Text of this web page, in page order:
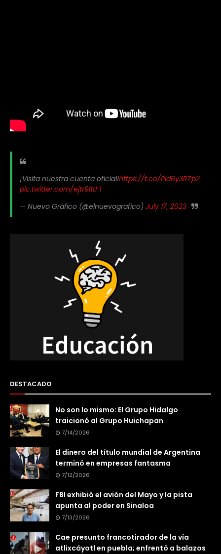
¡Visita nuestra cuenta oficial!https://t.co/PId6y3RZp2
pic.twitter.com/ejtr9lttFT
— Nuevo Gráfico (@elnuevografico) July 17, 2023
DESTACADO
No son lo mismo: El Grupo Hidalgo
traicionó al Grupo Huichapan
7/14/2026
El dinero del título mundial de Argentina
terminó en empresas fantasma
7/12/2026
FBI exhibió el avión del Mayo y la pista
apunta al poder en Sinaloa
7/13/2026
Cae presunto francotirador de la vía
atlixcáyotl en puebla; enfrentó a balazos